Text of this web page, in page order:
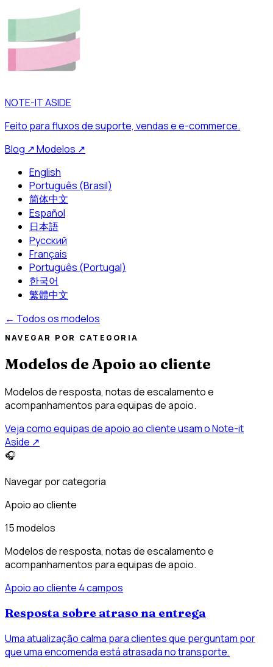
NOTE-IT ASIDE
Feito para fluxos de suporte, vendas e e-commerce.
Blog ↗Modelos ↗
English
Português (Brasil)
简体中文
Español
日本語
Русский
Français
Português (Portugal)
한국어
繁體中文
← Todos os modelos
NAVEGAR POR CATEGORIA
Modelos de Apoio ao cliente
Modelos de resposta, notas de escalamento e
acompanhamentos para equipas de apoio.
Veja como equipas de apoio ao cliente usam o Note-it
Aside ↗
🎧
Navegar por categoria
Apoio ao cliente
15 modelos
Modelos de resposta, notas de escalamento e
acompanhamentos para equipas de apoio.
Apoio ao cliente 4 campos
Resposta sobre atraso na entrega
Uma atualização calma para clientes que perguntam por
que uma encomenda está atrasada no transporte.